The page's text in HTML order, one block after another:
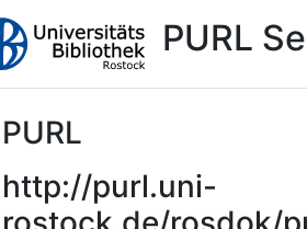
PURL
PURL
http://purl.uni-